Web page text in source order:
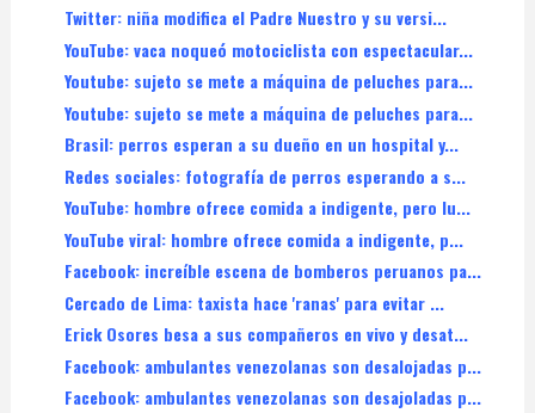
Twitter: niña modifica el Padre Nuestro y su versi...
YouTube: vaca noqueó motociclista con espectacular...
Youtube: sujeto se mete a máquina de peluches para...
Youtube: sujeto se mete a máquina de peluches para...
Brasil: perros esperan a su dueño en un hospital y...
Redes sociales: fotografía de perros esperando a s...
YouTube: hombre ofrece comida a indigente, pero lu...
YouTube viral: hombre ofrece comida a indigente, p...
Facebook: increíble escena de bomberos peruanos pa...
Cercado de Lima: taxista hace 'ranas' para evitar ...
Erick Osores besa a sus compañeros en vivo y desat...
Facebook: ambulantes venezolanas son desalojadas p...
Facebook: ambulantes venezolanas son desajoladas p...